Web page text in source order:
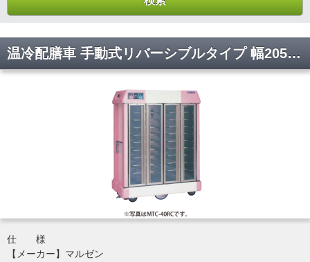
温冷配膳車 手動式リバーシブルタイプ 幅2050×奥行780×高さ1470(mm) MTC-42RC マルゼン
仕 様
【メーカー】マルゼン